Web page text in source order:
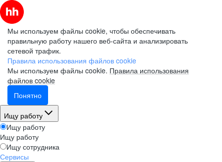
Мы используем файлы cookie, чтобы обеспечивать
правильную работу нашего веб-сайта и анализировать
сетевой трафик.
Правила использования файлов cookie
Мы используем файлы cookie. Правила использования
файлов cookie
Понятно
Ищу работу
Ищу работу
Ищу работу
Ищу сотрудника
Сервисы